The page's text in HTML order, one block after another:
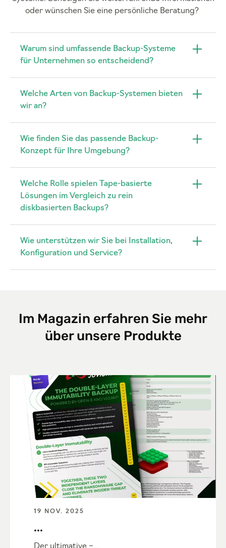
oder wünschen Sie eine persönliche Beratung?
Warum sind umfassende Backup-Systeme
für Unternehmen so entscheidend?
Welche Arten von Backup-Systemen bieten
wir an?
Wie finden Sie das passende Backup-
Konzept für Ihre Umgebung?
Welche Rolle spielen Tape-basierte
Lösungen im Vergleich zu rein
diskbasierten Backups?
Wie unterstützen wir Sie bei Installation,
Konfiguration und Service?
Im Magazin erfahren Sie mehr
über unsere Produkte
19 NOV. 2025
...
Der ultimative –...